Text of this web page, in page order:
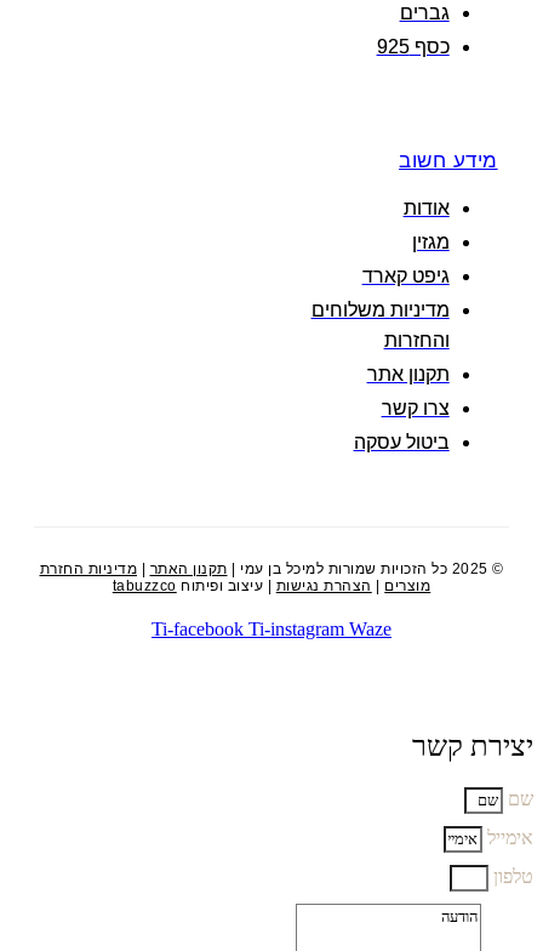
גברים
כסף 925
מידע חשוב
אודות
מגזין
גיפט קארד
מדיניות משלוחים
והחזרות
תקנון אתר
צרו קשר
ביטול עסקה
© 2025 כל הזכויות שמורות למיכל בן עמי | תקנון האתר|
מדיניות החזרת
מוצרים| הצהרת נגישות| עיצוב ופיתוחtabuzzco
Ti-facebook Ti-instagram Waze
יצירת קשר
שם
אימייל
טלפון